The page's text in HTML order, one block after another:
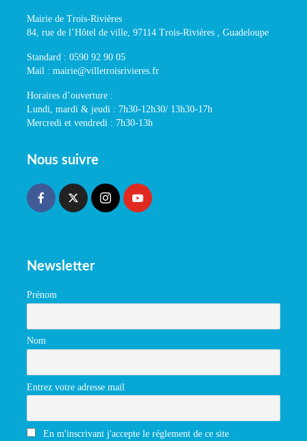
Mairie de Trois-Rivières
84, rue de l’Hôtel de ville, 97114 Trois-Rivières , Guadeloupe
Standard : 0590 92 90 05
Mail : mairie@villetroisrivieres.fr
Horaires d’ouverture :
Lundi, mardi & jeudi : 7h30-12h30/ 13h30-17h
Mercredi et vendredi : 7h30-13h
Nous suivre
Newsletter
Prénom
Nom
Entrez votre adresse mail
En m'inscrivant j'accepte le réglement de ce site